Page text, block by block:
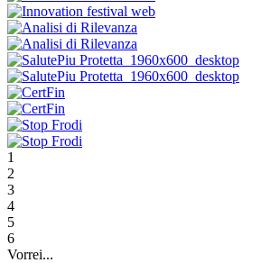
1
2
3
4
5
6
Vorrei...